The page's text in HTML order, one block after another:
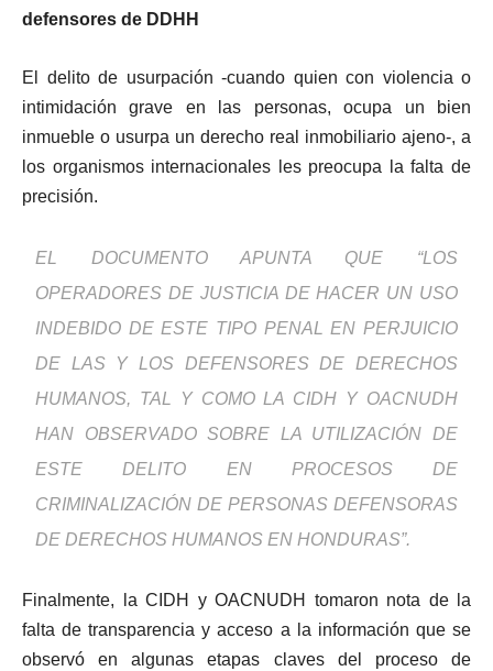
defensores de DDHH
El delito de usurpación -cuando quien con violencia o
intimidación grave en las personas, ocupa un bien
inmueble o usurpa un derecho real inmobiliario ajeno-, a
los organismos internacionales les preocupa la falta de
precisión.
EL DOCUMENTO APUNTA QUE “LOS
OPERADORES DE JUSTICIA DE HACER UN USO
INDEBIDO DE ESTE TIPO PENAL EN PERJUICIO
DE LAS Y LOS DEFENSORES DE DERECHOS
HUMANOS, TAL Y COMO LA CIDH Y OACNUDH
HAN OBSERVADO SOBRE LA UTILIZACIÓN DE
ESTE DELITO EN PROCESOS DE
CRIMINALIZACIÓN DE PERSONAS DEFENSORAS
DE DERECHOS HUMANOS EN HONDURAS”.
Finalmente, la CIDH y OACNUDH tomaron nota de la
falta de transparencia y acceso a la información que se
observó en algunas etapas claves del proceso de